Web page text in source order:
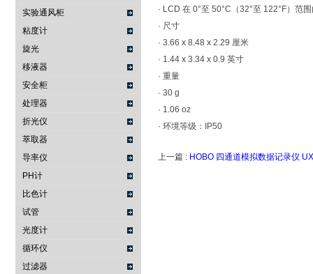
实验通风柜
粘度计
旋光
移液器
安全柜
处理器
折光仪
萃取器
导率仪
PH计
比色计
试管
光度计
循环仪
过滤器
· LCD 在 0°至 50°C（32°至 122°F）范
· 尺寸
· 3.66 x 8.48 x 2.29 厘米
· 1.44 x 3.34 x 0.9 英寸
· 重量
· 30 g
· 1.06 oz
· 环境等级：IP50
上一篇 : HOBO 四通道模拟数据记录仪